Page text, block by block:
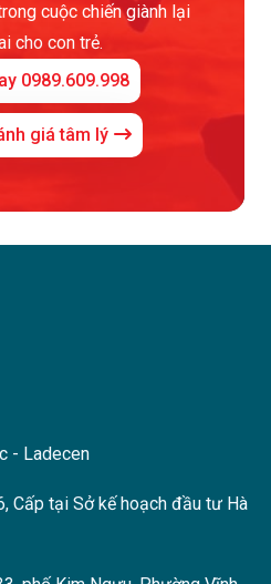
cuộc chiến giành lại
cho con trẻ.
0989.609.998
giá tâm lý
- Ladecen
Cấp tại Sở kế hoạch đầu tư Hà